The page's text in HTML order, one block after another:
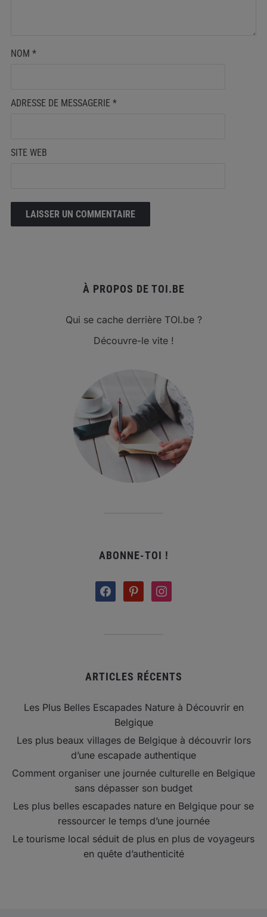
NOM *
ADRESSE DE MESSAGERIE *
SITE WEB
À PROPOS DE TOI.BE
Qui se cache derrière TOI.be ?
Découvre-le vite !
ABONNE-TOI !
facebookpinterestinstagram
ARTICLES RÉCENTS
Les Plus Belles Escapades Nature à Découvrir en
Belgique
Les plus beaux villages de Belgique à découvrir lors
d’une escapade authentique
Comment organiser une journée culturelle en Belgique
sans dépasser son budget
Les plus belles escapades nature en Belgique pour se
ressourcer le temps d’une journée
Le tourisme local séduit de plus en plus de voyageurs
en quête d’authenticité